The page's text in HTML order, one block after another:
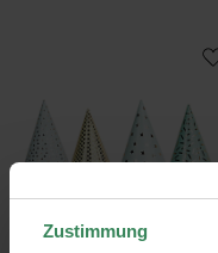
Zustimmung
Partyhüte grafische